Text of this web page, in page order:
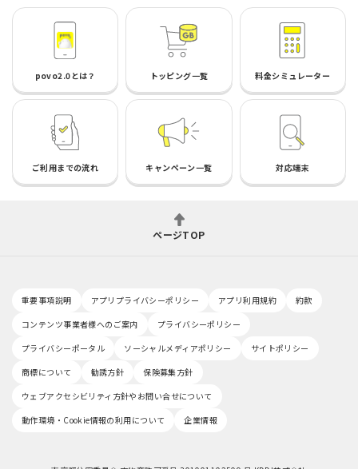
povo2.0とは？ トッピング一覧 料金シミュレーター
ご利用までの流れ キャンペーン一覧 対応端末
ページTOP
重要事項説明 アプリプライバシーポリシー アプリ利用規約
約款
コンテンツ事業者様へのご案内
プライバシーポリシー
プライバシーポータル
ソーシャルメディアポリシー
サイトポリシー
商標について
勧誘方針
保険募集方針
ウェブアクセシビリティ方針やお問い合せについて
動作環境・Cookie情報の利用について
企業情報